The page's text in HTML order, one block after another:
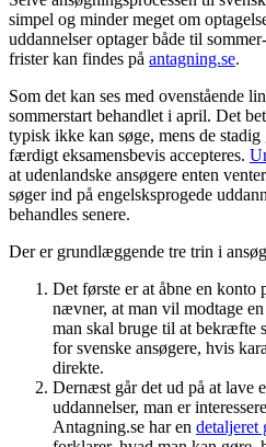
simpel og minder meget om
uddannelser optager både til
frister kan findes på antagning.se.
Som det kan ses med ovenstående
sommerstart behandlet i april. Det
typisk ikke kan søge, mens de
færdigt eksamensbevis accepteres.
at udenlandske ansøgere enten
søger ind på engelsksprogede
behandles senere.
Der er grundlæggende tre trin i
Det første er at åbne en konto
nævner, at man vil modtage
man skal bruge til at
for svenske ansøgere, hvis
direkte.
Dernæst går det ud på at lave
uddannelser, man er
Antagning.se har en detaljeret